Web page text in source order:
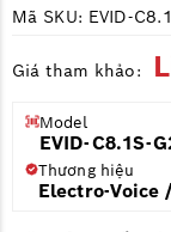
Mã SKU: EVID-
Giá tham khảo:
Model
EVID-C8.1S-
Thương hiệu
Electro-Voice